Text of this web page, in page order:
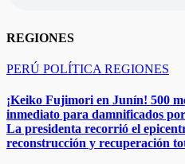
REGIONES
PERÚ POLÍTICA REGIONES
¡Keiko Fujimori en Junín! 500
inmediato para damnificados
La presidenta recorrió el
reconstrucción y recuperación